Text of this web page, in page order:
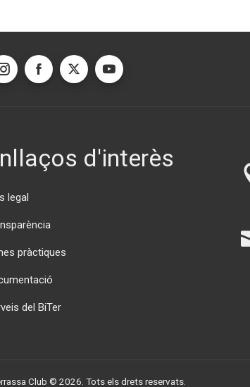
d'interès
legal
pràctiques
del BiTer
Club © 2026. Tots els drets reservats.